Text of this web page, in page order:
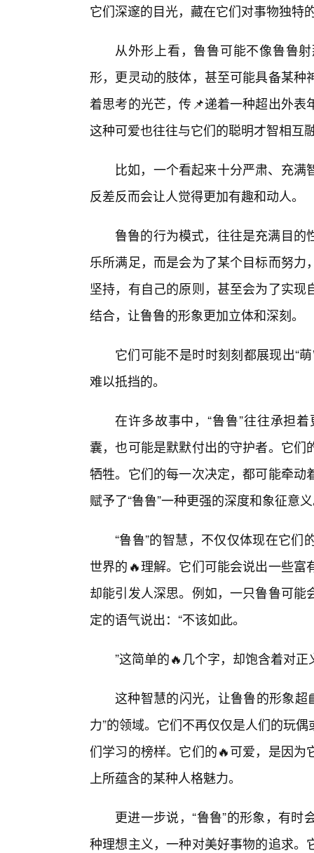
它们深邃的目光，藏在它们对事物独特
从外形上看，鲁鲁可能不像鲁鲁
形，更灵动的肢体，甚至可能具备某
着思考的光芒，传📌递着一种超出外
这种可爱也往往与它们的聪明才智相互
比如，一个看起来十分严肃、充
反差反而会让人觉得更加有趣和动人。
鲁鲁的行为模式，往往是充满目的
乐所满足，而是会为了某个目标而努
坚持，有自己的原则，甚至会为了实
结合，让鲁鲁的形象更加立体和深刻。
它们可能不是时时刻刻都展现出“
难以抵挡的。
在许多故事中，“鲁鲁”往往承担
囊，也可能是默默付出的守护者。它
牺牲。它们的每一次决定，都可能牵
赋予了“鲁鲁”一种更强的深度和象征意
“鲁鲁”的智慧，不仅仅体现在它
世界的🔥理解。它们可能会说出一些
却能引发人深思。例如，一只鲁鲁可
定的语气说出：“不该如此。
”这简单的🔥几个字，却饱含着对
这种智慧的闪光，让鲁鲁的形象超
力”的领域。它们不再仅仅是人们的玩
们学习的榜样。它们的🔥可爱，是因
上所蕴含的某种人格魅力。
更进一步说，“鲁鲁”的形象，有
种理想主义，一种对美好事物的追求